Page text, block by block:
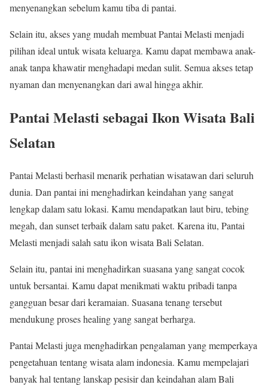
menyenangkan sebelum kamu tiba di pantai.
Selain itu, akses yang mudah membuat Pantai Melasti menjadi
pilihan ideal untuk wisata keluarga. Kamu dapat membawa anak-
anak tanpa khawatir menghadapi medan sulit. Semua akses tetap
nyaman dan menyenangkan dari awal hingga akhir.
Pantai Melasti sebagai Ikon Wisata Bali
Selatan
Pantai Melasti berhasil menarik perhatian wisatawan dari seluruh
dunia. Dan pantai ini menghadirkan keindahan yang sangat
lengkap dalam satu lokasi. Kamu mendapatkan laut biru, tebing
megah, dan sunset terbaik dalam satu paket. Karena itu, Pantai
Melasti menjadi salah satu ikon wisata Bali Selatan.
Selain itu, pantai ini menghadirkan suasana yang sangat cocok
untuk bersantai. Kamu dapat menikmati waktu pribadi tanpa
gangguan besar dari keramaian. Suasana tenang tersebut
mendukung proses healing yang sangat berharga.
Pantai Melasti juga menghadirkan pengalaman yang memperkaya
pengetahuan tentang wisata alam indonesia. Kamu mempelajari
banyak hal tentang lanskap pesisir dan keindahan alam Bali